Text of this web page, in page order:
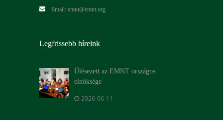
Email: emnt@emnt.org
Legfrissebb híreink
Ülésezett az EMNT országos
elnöksége
2026-06-11